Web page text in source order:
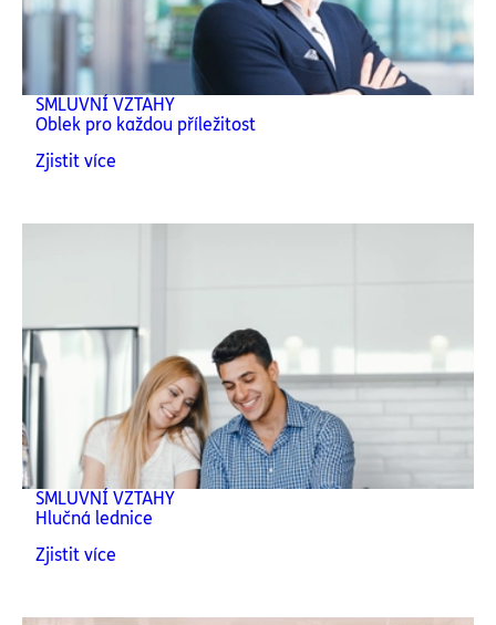
SMLUVNÍ VZTAHY
Oblek pro každou příležitost
Zjistit více
SMLUVNÍ VZTAHY
Hlučná lednice
Zjistit více